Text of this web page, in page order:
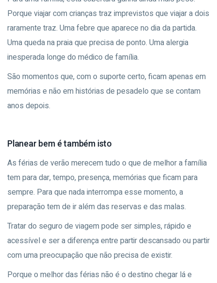
Porque viajar com crianças traz imprevistos que viajar a dois
raramente traz. Uma febre que aparece no dia da partida.
Uma queda na praia que precisa de ponto. Uma alergia
inesperada longe do médico de família.
São momentos que, com o suporte certo, ficam apenas em
memórias e não em histórias de pesadelo que se contam
anos depois.
Planear bem é também isto
As férias de verão merecem tudo o que de melhor a família
tem para dar, tempo, presença, memórias que ficam para
sempre. Para que nada interrompa esse momento, a
preparação tem de ir além das reservas e das malas.
Tratar do seguro de viagem pode ser simples, rápido e
acessível e ser a diferença entre partir descansado ou partir
com uma preocupação que não precisa de existir.
Porque o melhor das férias não é o destino chegar lá e